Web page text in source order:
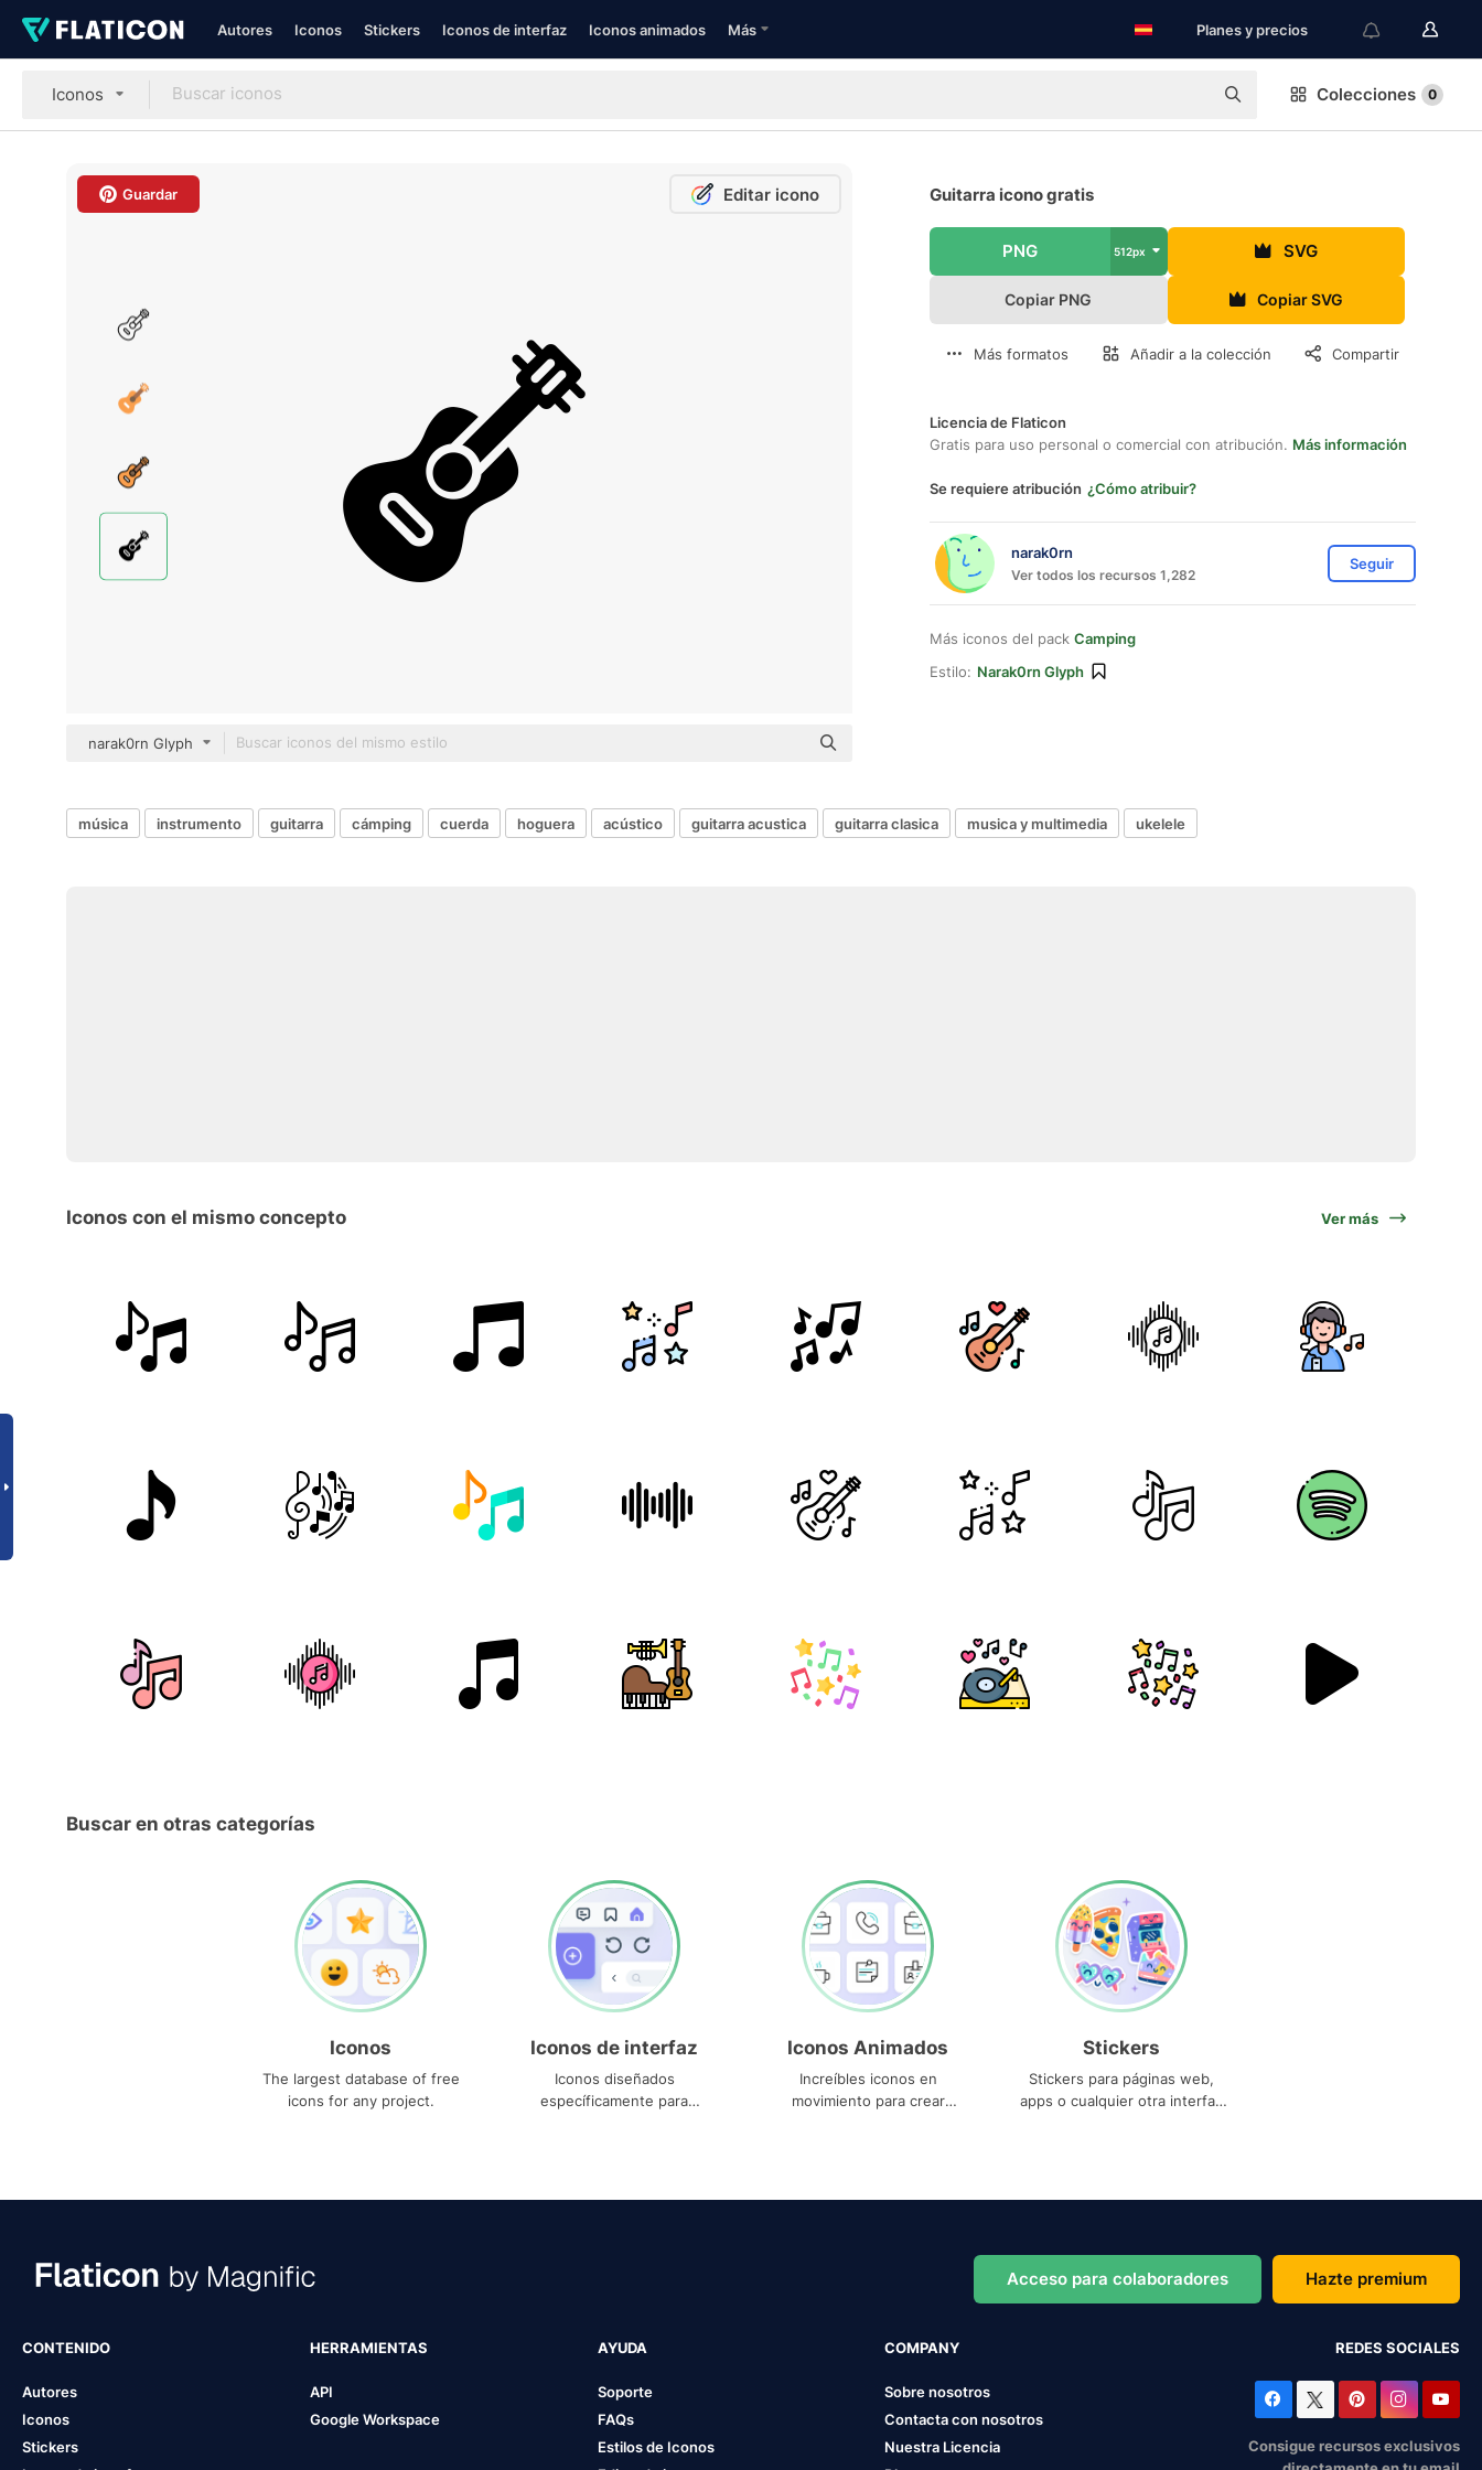
Autores Iconos Stickers Iconos de interfaz Iconos animados Más Planes y precios
Iconos Colecciones 0
Guardar Editar icono
narak0rn Glyph
Guitarra icono gratis
PNG 512px SVG
Copiar PNG Copiar SVG
Más formatos Añadir a la colección Compartir
Licencia de Flaticon
Gratis para uso personal o comercial con atribución. Más información
Se requiere atribución ¿Cómo atribuir?
narak0rn
Ver todos los recursos 1,282
Seguir
Más iconos del pack Camping
Estilo: Narak0rn Glyph
música instrumento guitarra cámping cuerda hoguera acústico guitarra acustica guitarra clasica musica y multimedia ukelele
Iconos con el mismo concepto Ver más
Buscar en otras categorías
Iconos
The largest database of free
icons for any project.
Iconos de interfaz
Iconos diseñados
específicamente para
Iconos Animados
Increíbles iconos en
movimiento para crear
Stickers
Stickers para páginas web,
apps o cualquier otra interfaz
Acceso para colaboradores Hazte premium
CONTENIDO
Autores
Iconos
Stickers
HERRAMIENTAS
API
Google Workspace
AYUDA
Soporte
FAQs
Estilos de Iconos
COMPANY
Sobre nosotros
Contacta con nosotros
Nuestra Licencia
REDES SOCIALES
Consigue recursos exclusivos